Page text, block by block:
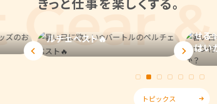
せる✨ファン付きウェアセット
はいかがですか？
トピックス